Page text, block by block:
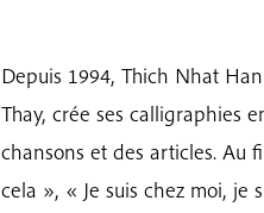
Depuis 1994, Thich Nhat
Thay, crée ses calligraphies
chansons et des articles. Au
cela », « Je suis chez moi, je